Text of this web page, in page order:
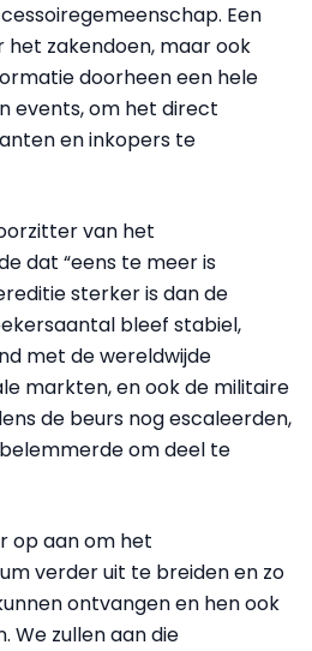
Een
zakendoen, maar ook
doorheen een hele
events, om het direct
en inkopers te
van het
dat “eens te meer is
sterker is dan de
bleef stabiel,
met de wereldwijde
markten, en ook de militaire
de beurs nog escaleerden,
om deel te
op aan om het
verder uit te breiden en zo
ontvangen en hen ook
We zullen aan die